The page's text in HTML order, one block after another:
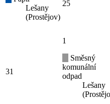
Lešany
(Prostějov)
25
31
1
Směsný
komunální
odpad
Lešany